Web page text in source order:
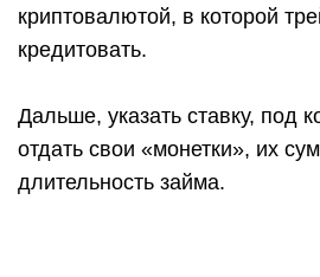
криптовалютой, в которой
кредитовать.
Дальше, указать ставку, под
отдать свои «монетки», их
длительность займа.